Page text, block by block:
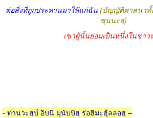
ต่อสิ่งที่ถูกประทานมาให้แก่ฉัน (บัญญัติศาสนาทั้
ซุนนะฮฺ)
เขาผู้นั้นย่อมเป็นหนึ่งในชาว
- ท่านวะฮฺบ์ อิบนิ มุนับบิฮฺ ร่อฮิมะฮุ้ลลอฮฺ –